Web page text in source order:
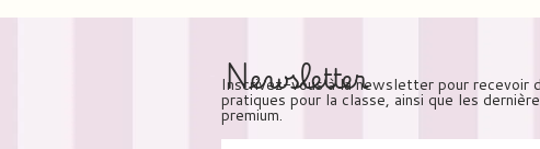
Newsletter
Inscrivez-vous à la newsletter pour recevoir
pratiques pour la classe, ainsi que les
premium.